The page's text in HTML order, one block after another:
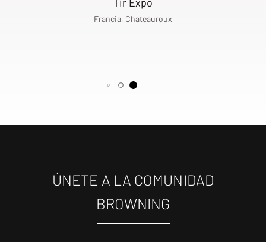
Francia, Chateauroux
ÚNETE A LA COMUNIDAD
BROWNING